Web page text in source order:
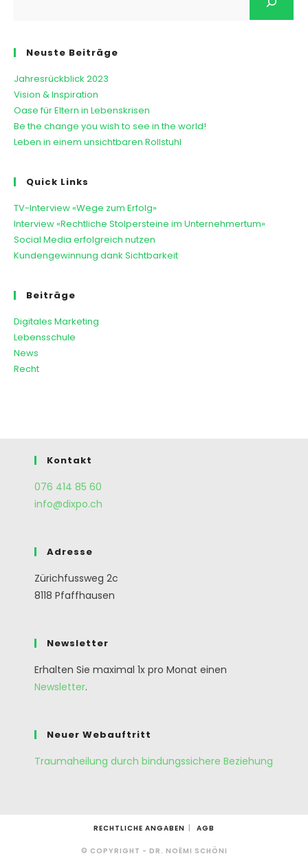
Neuste Beiträge
Jahresrückblick 2023
Vision & Inspiration
Oase für Eltern in Lebenskrisen
Be the change you wish to see in the world!
Leben in einem unsichtbaren Rollstuhl
Quick Links
TV-Interview «Wege zum Erfolg»
Interview «Rechtliche Stolpersteine im Unternehmertum»
Social Media erfolgreich nutzen
Kundengewinnung dank Sichtbarkeit
Beiträge
Digitales Marketing
Lebensschule
News
Recht
Kontakt
076 414 85 60
info@dixpo.ch
Adresse
Zürichfussweg 2c
8118 Pfaffhausen
Newsletter
Erhalten Sie maximal 1x pro Monat einen
Newsletter.
Neuer Webauftritt
Traumaheilung durch bindungssichere Beziehung
RECHTLICHE ANGABEN AGB
© COPYRIGHT - DR. NOËMI SCHÖNI